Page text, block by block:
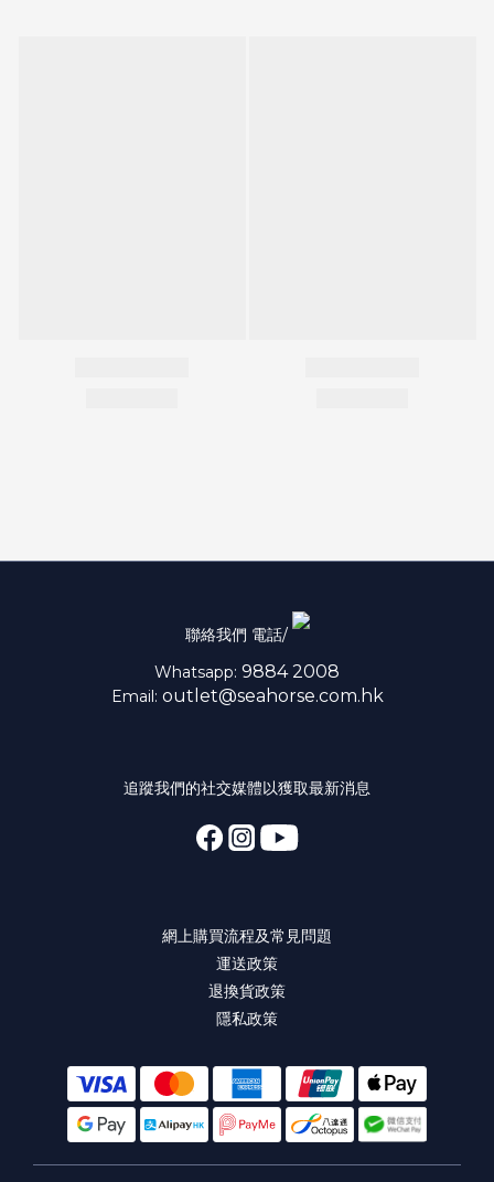
聯絡我們 電話/
Whatsapp: 9884 2008
Email: outlet@seahorse.com.hk
追蹤我們的社交媒體以獲取最新消息
網上購買流程及常見問題
運送政策
退換貨政策
隱私政策